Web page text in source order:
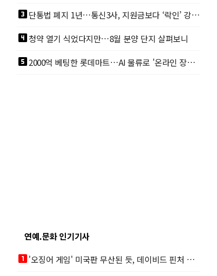
looks_3 단통법 폐지 1년…통신3사, 지원금보다 ‘락인’ 강화 경쟁
looks_4청약 열기 식었다지만…8월 분양 단지 살펴보니
looks_5 2000억 베팅한 롯데마트…AI 물류로 '온라인 장보기' 승부수
연예.문화 인기기사
looks_one '오징어 게임' 미국판 무산된 듯, 데이비드 핀처 스핀오프 철회